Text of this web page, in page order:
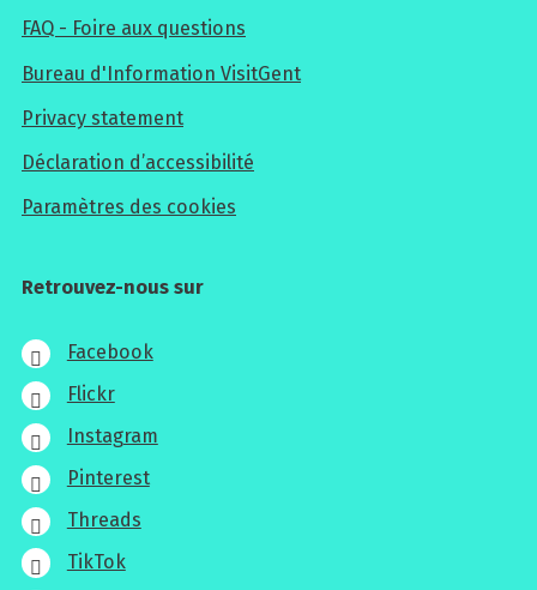
FAQ - Foire aux questions
Bureau d'Information VisitGent
Privacy statement
Déclaration d’accessibilité
Paramètres des cookies
Retrouvez-nous sur
Facebook
Flickr
Instagram
Pinterest
Threads
TikTok